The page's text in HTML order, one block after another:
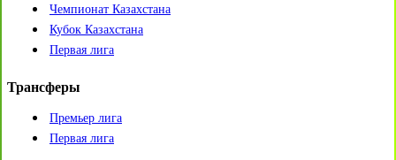
Чемпионат Казахстана
Кубок Казахстана
Первая лига
Трансферы
Премьер лига
Первая лига